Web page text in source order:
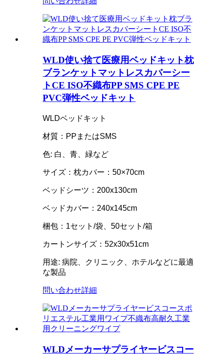
WLD使い捨て医療用ベッドキット枕
ブランケットマットレスカバーシー
トCE ISO不織布PP SMS CPE PE
PVC弾性ベッドキット
WLDベッドキット
材質：PPまたはSMS
色: 白、青、緑など
サイズ：枕カバー：50×70cm
ベッドシーツ：200x130cm
ベッドカバー：240x145cm
梱包：1セット/袋、50セット/箱
カートンサイズ：52x30x51cm
用途: 病院、クリニック、ホテルなどに最適
な製品
問い合わせ詳細
WLDメーカーサプライヤービスコー